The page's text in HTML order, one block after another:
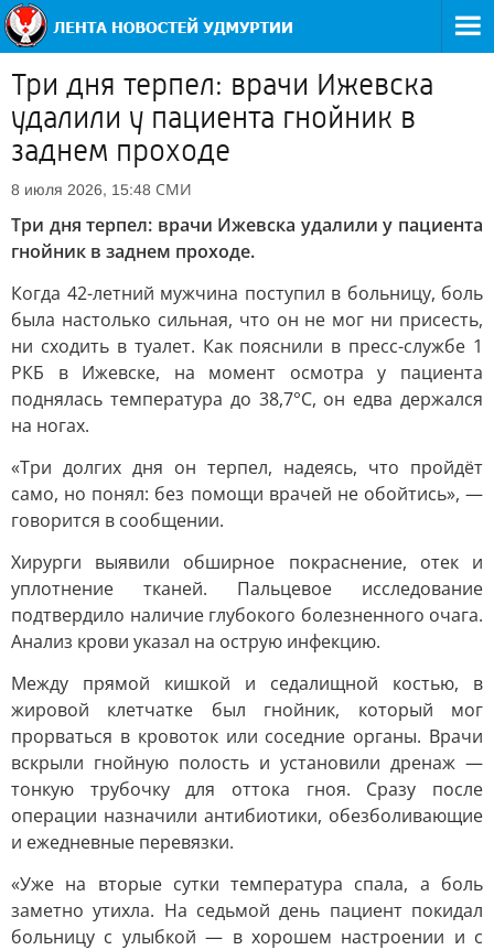
Три дня терпел: врачи Ижевска
удалили у пациента гнойник в
заднем проходе
8 июля 2026, 15:48 СМИ
Три дня терпел: врачи Ижевска удалили у пациента
гнойник в заднем проходе.
Когда 42-летний мужчина поступил в больницу, боль
была настолько сильная, что он не мог ни присесть,
ни сходить в туалет. Как пояснили в пресс-службе 1
РКБ в Ижевске, на момент осмотра у пациента
поднялась температура до 38,7°С, он едва держался
на ногах.
«Три долгих дня он терпел, надеясь, что пройдёт
само, но понял: без помощи врачей не обойтись», —
говорится в сообщении.
Хирурги выявили обширное покраснение, отек и
уплотнение тканей. Пальцевое исследование
подтвердило наличие глубокого болезненного очага.
Анализ крови указал на острую инфекцию.
Между прямой кишкой и седалищной костью, в
жировой клетчатке был гнойник, который мог
прорваться в кровоток или соседние органы. Врачи
вскрыли гнойную полость и установили дренаж —
тонкую трубочку для оттока гноя. Сразу после
операции назначили антибиотики, обезболивающие
и ежедневные перевязки.
«Уже на вторые сутки температура спала, а боль
заметно утихла. На седьмой день пациент покидал
больницу с улыбкой — в хорошем настроении и с